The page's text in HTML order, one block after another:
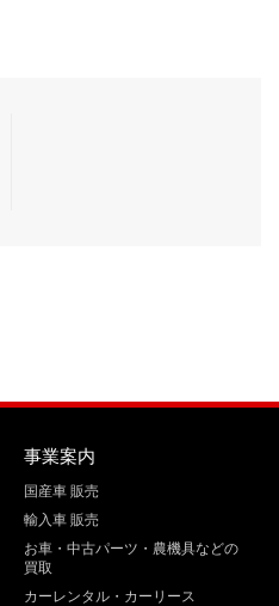
事業案内
国産車 販売
輸入車 販売
お車・中古パーツ・農機具などの
買取
カーレンタル・カーリース